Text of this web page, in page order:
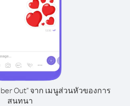
Out" จาก เมนูส่วนหัวของการ
สนทนา